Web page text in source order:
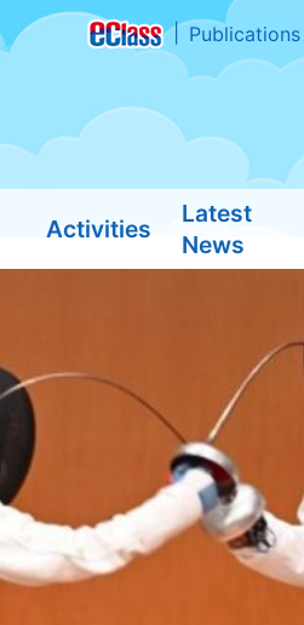
Publications
Activities
Latest
News